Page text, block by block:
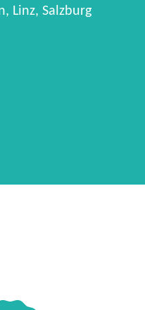
Linz, Salzburg